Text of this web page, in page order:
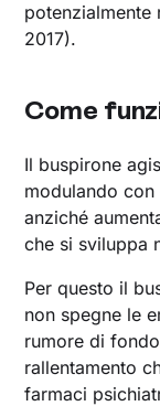
potenzialmente
2017).
Come
Il buspirone
modulando
anziché
che si sviluppa
Per questo il
non spegne le
rumore di
rallentamento
farmaci